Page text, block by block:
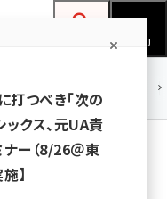
者フォーラム
MENU
いる記事の一覧
つべき「次の
ックス、元UA責
ー（8/26＠東
】